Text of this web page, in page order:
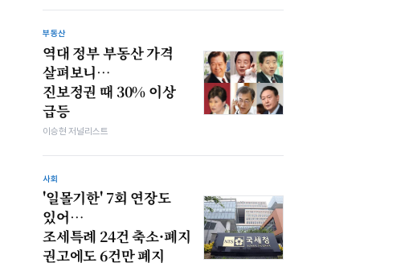
부동산
역대 정부 부동산 가격
살펴보니…
진보정권 때 30% 이상
급등
이승현 저널리스트
사회
'일몰기한' 7회 연장도
있어…
조세특례 24건 축소·폐지
권고에도 6건만 폐지